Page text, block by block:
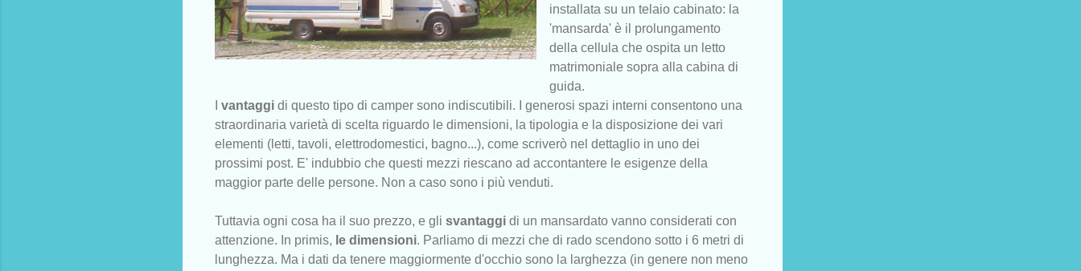
installata su un telaio cabinato: la
'mansarda' è il prolungamento
della cellula che ospita un letto
matrimoniale sopra alla cabina di
guida.
vantaggi di questo tipo di camper sono indiscutibili. I generosi spazi interni consentono una
straordinaria varietà di scelta riguardo le dimensioni, la tipologia e la disposizione dei vari
elementi (letti, tavoli, elettrodomestici, bagno...), come scriverò nel dettaglio in uno dei
prossimi post. E' indubbio che questi mezzi riescano ad accontantere le esigenze della
maggior parte delle persone. Non a caso sono i più venduti.
Tuttavia ogni cosa ha il suo prezzo, e gli svantaggi di un mansardato vanno considerati con
attenzione. In primis, le dimensioni. Parliamo di mezzi che di rado scendono sotto i 6 metri di
lunghezza. Ma i dati da tenere maggiormente d'occhio sono la larghezza (in genere non meno